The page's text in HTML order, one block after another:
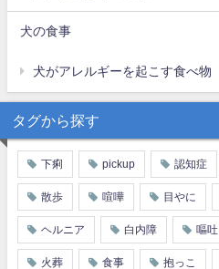
犬の食事
犬がアレルギーを起こす食べ物
タグから探す
下痢 pickup 認知症
散歩 喧嘩 目やに
ヘルニア 白内障 嘔吐
火葬 食事 抱っこ